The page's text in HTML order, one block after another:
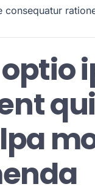
consequatur